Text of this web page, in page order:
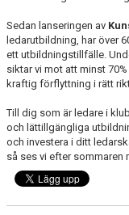
Sedan lanseringen av
ledarutbildning, har över
ett utbildningstillfälle.
siktar vi mot att minst
kraftig förflyttning i rätt
Till dig som är ledare i
och lättillgängliga
och investera i ditt
så ses vi efter sommaren